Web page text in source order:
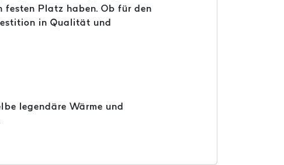
festen Platz haben. Ob für den
in Qualität und
legendäre Wärme und